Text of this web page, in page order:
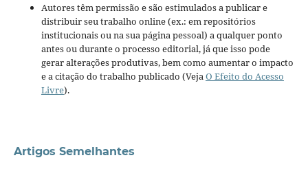
Autores têm permissão e são estimulados a publicar e
distribuir seu trabalho online (ex.: em repositórios
institucionais ou na sua página pessoal) a qualquer ponto
antes ou durante o processo editorial, já que isso pode
gerar alterações produtivas, bem como aumentar o impacto
e a citação do trabalho publicado (VejaO Efeito do Acesso
Livre).
Artigos Semelhantes